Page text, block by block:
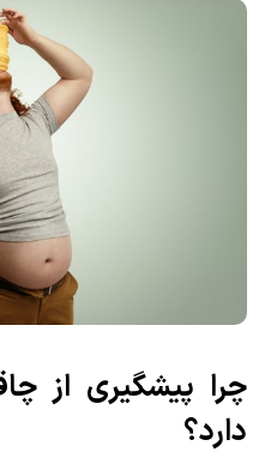
چرا پیشگیری از
دارد؟